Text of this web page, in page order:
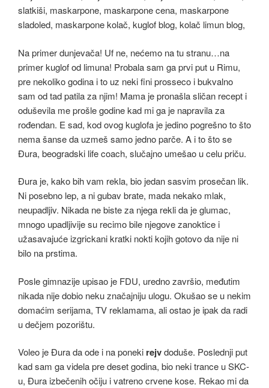
Na primer dunjevača! Uf ne, nećemo na tu stranu…na
primer kuglof od limuna! Probala sam ga prvi put u Rimu,
pre nekoliko godina i to uz neki fini prosseco i bukvalno
sam od tad patila za njim! Mama je pronašla sličan recept i
oduševila me prošle godine kad mi ga je napravila za
rođendan. E sad, kod ovog kuglofa je jedino pogrešno to što
nema šanse da uzmeš samo jedno parče. A i to što se
Đura, beogradski life coach, slučajno umešao u celu priču.
Đura je, kako bih vam rekla, bio jedan sasvim prosečan lik.
Ni posebno lep, a ni gubav brate, mada nekako mlak,
neupadljiv. Nikada ne biste za njega rekli da je glumac,
mnogo upadljivije su recimo bile njegove zanoktice i
užasavajuće izgrickani kratki nokti kojih gotovo da nije ni
bilo na prstima.
Posle gimnazije upisao je FDU, uredno završio, međutim
nikada nije dobio neku značajniju ulogu. Okušao se u nekim
domaćim serijama, TV reklamama, ali ostao je ipak da radi
u dečjem pozorištu.
Voleo je Đura da ode i na poneki rejvdoduše. Poslednji put
kad sam ga videla pre deset godina, bio neki trance u SKC-
u, Đura izbečenih očiju i vatreno crvene kose. Rekao mi da